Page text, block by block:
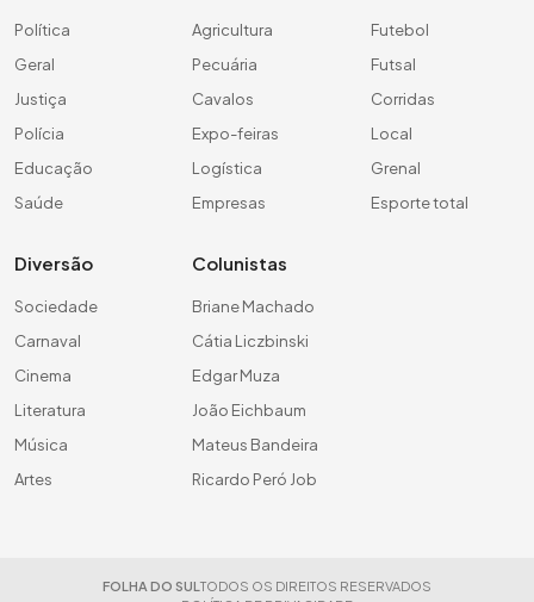
Política
Geral
Justiça
Polícia
Educação
Saúde
Agricultura
Pecuária
Cavalos
Expo-feiras
Logística
Empresas
Futebol
Futsal
Corridas
Local
Grenal
Esporte total
Diversão
Sociedade
Carnaval
Cinema
Literatura
Música
Artes
Colunistas
Briane Machado
Cátia Liczbinski
Edgar Muza
João Eichbaum
Mateus Bandeira
Ricardo Peró Job
FOLHA DO SUL TODOS OS DIREITOS RESERVADOS